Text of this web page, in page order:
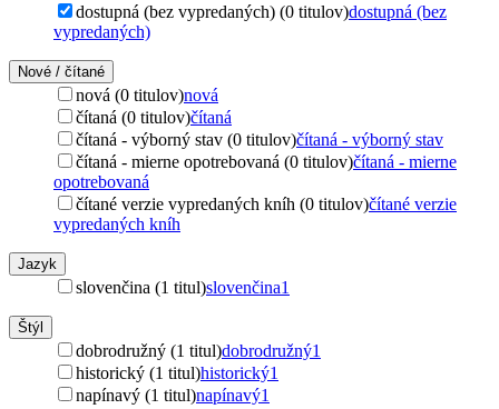
dostupná (bez vypredaných) (0 titulov)dostupná (bez
vypredaných)
Nové / čítané
nová (0 titulov)nová
čítaná (0 titulov)čítaná
čítaná - výborný stav (0 titulov)čítaná - výborný stav
čítaná - mierne opotrebovaná (0 titulov)čítaná - mierne
opotrebovaná
čítané verzie vypredaných kníh (0 titulov)čítané verzie
vypredaných kníh
Jazyk
slovenčina (1 titul)slovenčina1
Štýl
dobrodružný (1 titul)dobrodružný1
historický (1 titul)historický1
napínavý (1 titul)napínavý1